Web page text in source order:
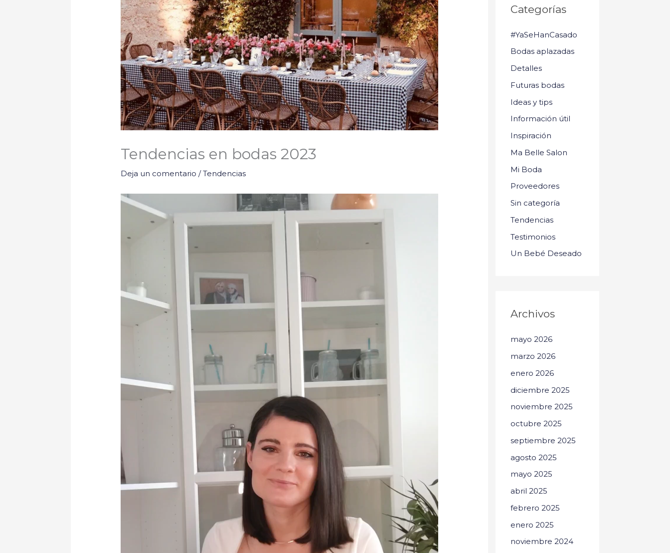
Tendencias en bodas 2023
Deja un comentario /Tendencias
Categorías
#YaSeHanCasado
Bodas aplazadas
Detalles
Futuras bodas
Ideas y tips
Información útil
Inspiración
Ma Belle Salon
Mi Boda
Proveedores
Sin categoría
Tendencias
Testimonios
Un Bebé Deseado
Archivos
mayo 2026
marzo 2026
enero 2026
diciembre 2025
noviembre 2025
octubre 2025
septiembre 2025
agosto 2025
mayo 2025
abril 2025
febrero 2025
enero 2025
noviembre 2024